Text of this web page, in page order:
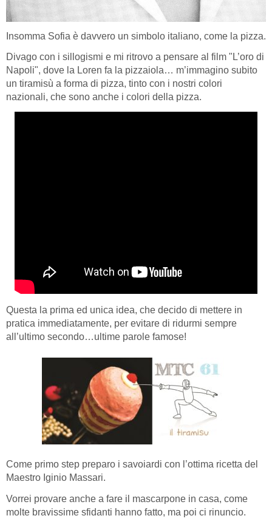
Insomma Sofia è davvero un simbolo italiano, come la pizza.
Divago con i sillogismi e mi ritrovo a pensare al film "L’oro di
Napoli", dove la Loren fa la pizzaiola… m’immagino subito
un tiramisù a forma di pizza, tinto con i nostri colori
nazionali, che sono anche i colori della pizza.
Questa la prima ed unica idea, che decido di mettere in
pratica immediatamente, per evitare di ridurmi sempre
all’ultimo secondo…ultime parole famose!
Come primo step preparo i savoiardi con l’ottima ricetta del
Maestro Iginio Massari.
Vorrei provare anche a fare il mascarpone in casa, come
molte bravissime sfidanti hanno fatto, ma poi ci rinuncio.